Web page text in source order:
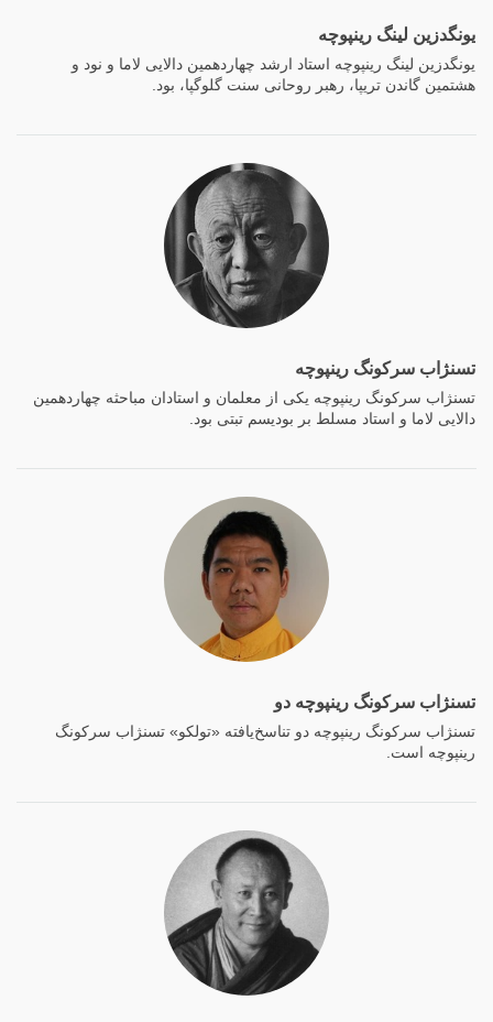
یونگدزین لینگ رینپوچه
یونگدزین لینگ رینپوچه استاد ارشد چهاردهمین دالایی لاما و نود و
هشتمین گاندن تریپا، رهبر روحانی سنت گلوگپا، بود.
تسنژاب سرکونگ رینپوچه
تسنژاب سرکونگ رینپوچه یکی از معلمان و استادان مباحثه چهاردهمین
دالایی لاما و استاد مسلط بر بودیسم تبتی بود.
تسنژاب سرکونگ رینپوچه دو
تسنژاب سرکونگ رینپوچه دو تناسخ‌یافته «تولکو» تسنژاب سرکونگ
رینپوچه است.